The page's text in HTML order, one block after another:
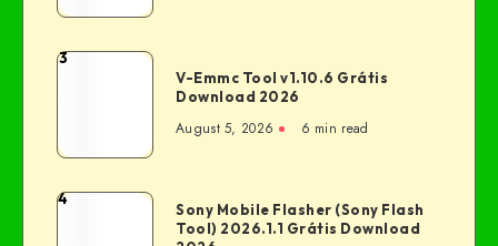
3
V-Emmc Tool v1.10.6 Grátis
Download 2026
August 5, 2026 6 min read
4
Sony Mobile Flasher (Sony Flash
Tool) 2026.1.1 Grátis Download